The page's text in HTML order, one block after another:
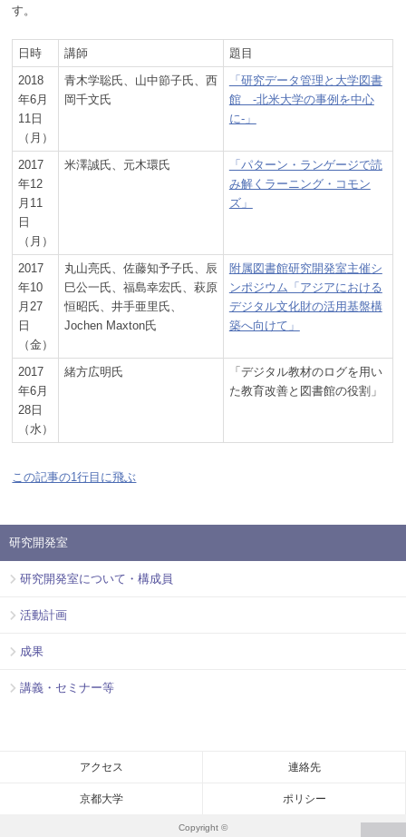
す。
日時 講師
題目
2018
年6月
11日
（月）
青木学聡氏、山中節子氏、西
岡千文氏
「研究データ管理と大学図書
館 -北米大学の事例を中心
に-」
2017
年12
月11
日
（月）
米澤誠氏、元木環氏
「パターン・ランゲージで読
み解くラーニング・コモン
ズ」
2017
年10
月27
日
（金）
丸山亮氏、佐藤知予子氏、辰
巳公一氏、福島幸宏氏、萩原
恒昭氏、井手亜里氏、
Jochen Maxton氏
附属図書館研究開発室主催シ
ンポジウム「アジアにおける
デジタル文化財の活用基盤構
築へ向けて」
2017
年6月
28日
（水）
緒方広明氏
「デジタル教材のログを用い
た教育改善と図書館の役割」
この記事の1行目に飛ぶ
研究開発室
研究開発室について・構成員
活動計画
成果
講義・セミナー等
連絡先
アクセス
ポリシー
京都大学
Copyright ©